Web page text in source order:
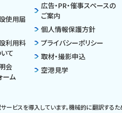
使用届
利用料
いて
会
ーム
広告・PR・催事スペースの
ご案内
個人情報保護方針
プライバシーポリシー
取材・撮影申込
空港見学
ービスを導入しています。機械的に翻訳する